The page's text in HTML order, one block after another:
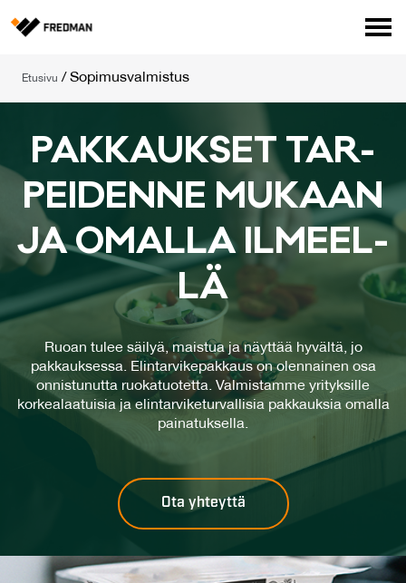
Tehtaanmyymälä
Verkkokauppa ammattilaisille
English Suomi
Etusivu / Sopimusvalmistus
PAK­KAUK­SET TAR­
PEI­DEN­NE MU­KAAN
JA OMAL­LA IL­MEEL­
LÄ
Ruoan tulee säilyä, maistua ja näyttää hyvältä, jo
pakkauksessa. Elintarvikepakkaus on olennainen osa
onnistunutta ruokatuotetta. Valmistamme yrityksille
korkealaatuisia ja elintarviketurvallisia pakkauksia omalla
painatuksella.
Ota yhteyttä